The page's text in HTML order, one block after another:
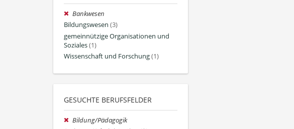
Bankwesen
Bildungswesen (3)
gemeinnützige Organisationen und
Soziales(1)
Wissenschaft und Forschung(1)
GESUCHTE BERUFSFELDER
Bildung/Pädagogik